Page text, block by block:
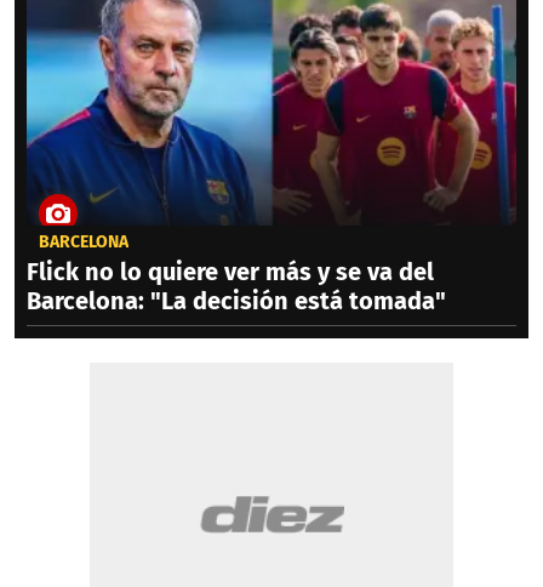
BARCELONA
Flick no lo quiere ver más y se va del
Barcelona: "La decisión está tomada"